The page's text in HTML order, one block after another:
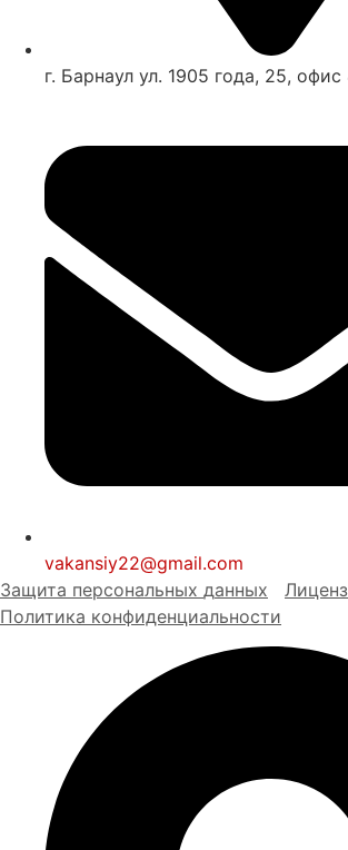
г. Барнаул ул. 1905 года, 25, офис
vakansiy22@gmail.com
Защита персональных данных
Политика конфиденциальности